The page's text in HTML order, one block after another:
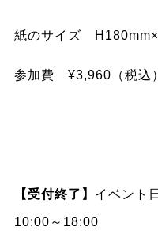
紙のサイズ
参加費 ¥3,960（税込）
【受付終了】 イベント
10:00～18:00